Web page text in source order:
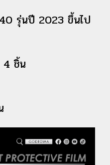
รุ่นปี 2023 ขึ้นไป
4 ชิ้น